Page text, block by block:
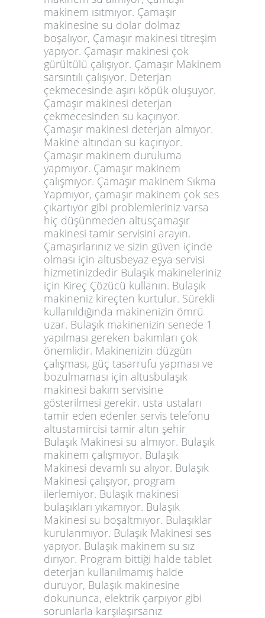
makinem ısıtmıyor. Çamaşır
makinesine su dolar dolmaz
boşalıyor, Çamaşır makinesi titreşim
yapıyor. Çamaşır makinesi çok
gürültülü çalışıyor. Çamaşır Makinem
sarsıntılı çalışıyor. Deterjan
çekmecesinde aşırı köpük oluşuyor.
Çamaşır makinesi deterjan
çekmecesinden su kaçırıyor.
Çamaşır makinesi deterjan almıyor.
Makine altından su kaçırıyor.
Çamaşır makinem duruluma
yapmıyor. Çamaşır makinem
çalışmıyor. Çamaşır makinem Sıkma
Yapmıyor, çamaşır makinem çok ses
çıkartıyor gibi problemleriniz varsa
hiç düşünmeden altusçamaşır
makinesi tamir servisini arayın.
Çamaşırlarınız ve sizin güven içinde
olması için altusbeyaz eşya servisi
hizmetinizdedir Bulaşık makineleriniz
için Kireç Çözücü kullanın. Bulaşık
makineniz kireçten kurtulur. Sürekli
kullanıldığında makinenizin ömrü
uzar. Bulaşık makinenizin senede 1
yapılması gereken bakımları çok
önemlidir. Makinenizin düzgün
çalışması, güç tasarrufu yapması ve
bozulmaması için altusbulaşık
makinesi bakım servisine
gösterilmesi gerekir. usta ustaları
tamir eden edenler servis telefonu
altustamircisi tamir altın şehir
Bulaşık Makinesi su almıyor. Bulaşık
makinem çalışmıyor. Bulaşık
Makinesi devamlı su alıyor. Bulaşık
Makinesi çalışıyor, program
ilerlemiyor. Bulaşık makinesi
bulaşıkları yıkamıyor. Bulaşık
Makinesi su boşaltmıyor. Bulaşıklar
kurulanmıyor. Bulaşık Makinesi ses
yapıyor. Bulaşık makinem su sız
dırıyor. Program bittiği halde tablet
deterjan kullanılmamış halde
duruyor, Bulaşık makinesine
dokununca, elektrik çarpıyor gibi
sorunlarla karşılaşırsanız